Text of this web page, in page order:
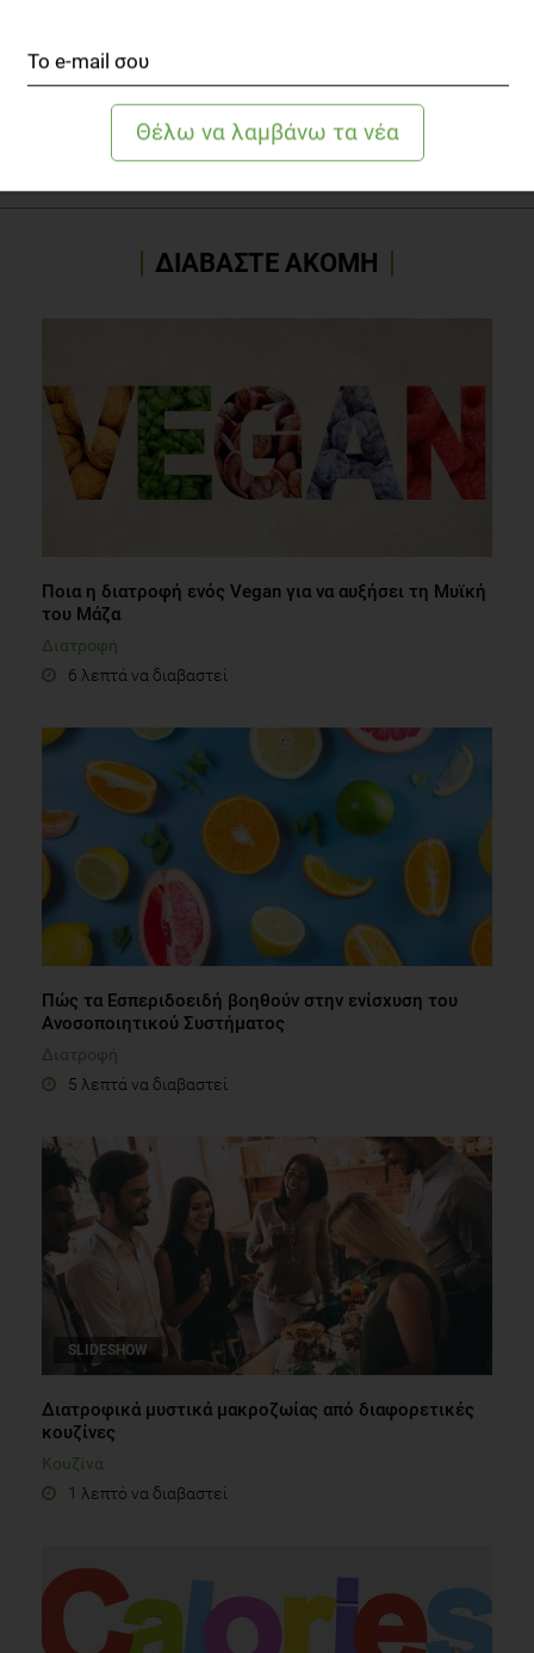
TOPICS
ΔΙΑΤΡΟΦΗ ΥΓΕΙΑ ΣΥΜΒΟΥΛΕΣ
ΔΙΑΒΑΣΤΕ ΑΚΟΜΗ
Ποια η διατροφή ενός Vegan για να αυξήσει τη Μυϊκή
του Μάζα
Διατροφή
6 λεπτά να διαβαστεί
Πώς τα Εσπεριδοειδή βοηθούν στην ενίσχυση του
Ανοσοποιητικού Συστήματος
Διατροφή
5 λεπτά να διαβαστεί
SLIDESHOW
Διατροφικά μυστικά μακροζωίας από διαφορετικές
κουζίνες
Κουζίνα
1 λεπτό να διαβαστεί